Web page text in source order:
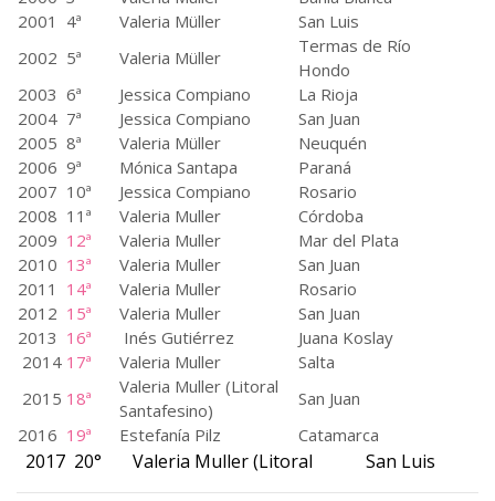
2001
4ª Valeria Müller
San Luis
2002 5ª Valeria Müller
Termas de Río
Hondo
2003 6ª Jessica Compiano
La Rioja
2004 7ª Jessica Compiano
San Juan
2005 8ª Valeria Müller
Neuquén
2006 9ª Mónica Santapa
Paraná
2007 10ª Jessica Compiano
Rosario
2008 11ª Valeria Muller
Córdoba
2009 12ª Valeria Muller
Mar del Plata
2010 13ª Valeria Muller
San Juan
2011
14ª Valeria Muller
Rosario
2012 15ª Valeria Muller
San Juan
2013 16ª Inés Gutiérrez
Juana Koslay
2014 17ª Valeria Muller
Salta
2015 18ª
Valeria Muller (Litoral
Santafesino)
San Juan
2016 19ª Estefanía Pilz Catamarca
2017 20° Valeria Muller (Litoral San Luis